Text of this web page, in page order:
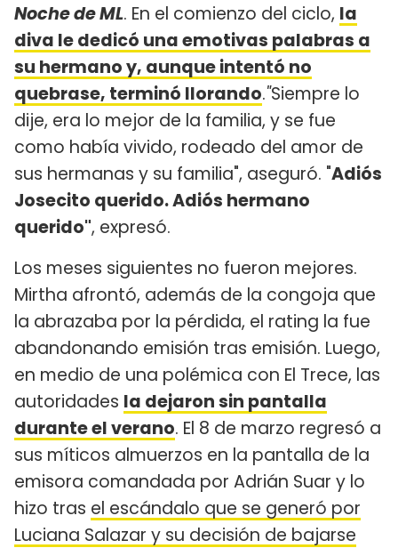
Noche de ML. En el comienzo del ciclo, la
diva le dedicó una emotivas palabras a
su hermano y, aunque intentó no
quebrase, terminó llorando."Siempre lo
dije, era lo mejor de la familia, y se fue
como había vivido, rodeado del amor de
sus hermanas y su familia", aseguró. "Adiós
Josecito querido. Adiós hermano
querido", expresó.
Los meses siguientes no fueron mejores.
Mirtha afrontó, además de la congoja que
la abrazaba por la pérdida, el rating la fue
abandonando emisión tras emisión. Luego,
en medio de una polémica con El Trece, las
autoridades la dejaron sin pantalla
durante el verano. El 8 de marzo regresó a
sus míticos almuerzos en la pantalla de la
emisora comandada por Adrián Suar y lo
hizo tras el escándalo que se generó por
Luciana Salazar y su decisión de bajarse